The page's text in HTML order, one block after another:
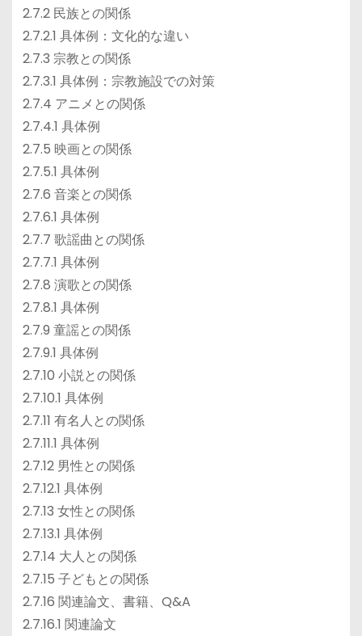
2.7.2 民族との関係
2.7.2.1 具体例：文化的な違い
2.7.3 宗教との関係
2.7.3.1 具体例：宗教施設での対策
2.7.4 アニメとの関係
2.7.4.1 具体例
2.7.5 映画との関係
2.7.5.1 具体例
2.7.6 音楽との関係
2.7.6.1 具体例
2.7.7 歌謡曲との関係
2.7.7.1 具体例
2.7.8 演歌との関係
2.7.8.1 具体例
2.7.9 童謡との関係
2.7.9.1 具体例
2.7.10 小説との関係
2.7.10.1 具体例
2.7.11 有名人との関係
2.7.11.1 具体例
2.7.12 男性との関係
2.7.12.1 具体例
2.7.13 女性との関係
2.7.13.1 具体例
2.7.14 大人との関係
2.7.15 子どもとの関係
2.7.16 関連論文、書籍、Q&A
2.7.16.1 関連論文